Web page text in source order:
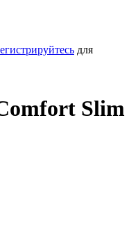
для
Slim